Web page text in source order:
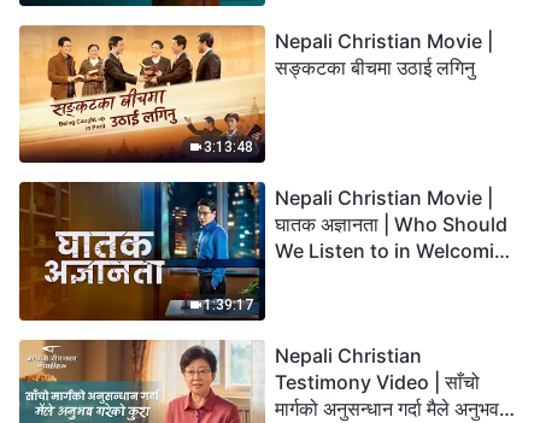
3:13:48
Nepali Christian Movie |
सङ्कटका बीचमा उठाई लगिनु
1:39:17
Nepali Christian Movie |
घातक अज्ञानता | Who Should
We Listen to in Welcoming
Nepali Christian
Testimony Video | साँचो
मार्गको अनुसन्धान गर्दा मैले अनुभव